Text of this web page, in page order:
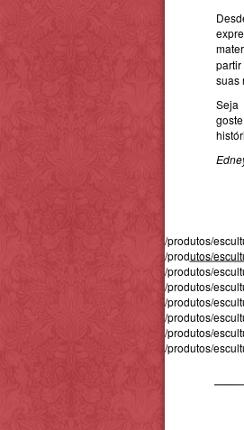
suas
Seja
/produtos/
/produtos/
/produtos/
/produtos/
/produtos/
/produtos/
/produtos/
/produtos/